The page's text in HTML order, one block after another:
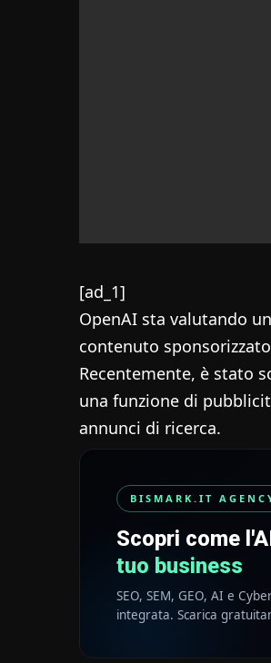
[ad_1]
OpenAI sta valutando
contenuto
Recentemente, è stato
una funzione di
annunci di ricerca.
BISMARK.IT
Scopri come
tuo business
SEO, SEM, GEO, AI e
integrata. Scarica